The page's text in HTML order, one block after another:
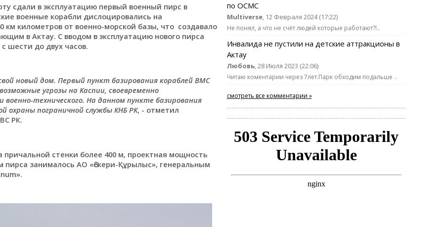
сдали в эксплуатацию первый военный пирс в
военные корабли дислоцировались на
км километров от военно-морской базы, что создавало
в Актау. С вводом в эксплуатацию нового пирса
шести до двух часов.
новый дом. Первый пункт базирования кораблей ВМС
угрозы на Каспии, своевременно
военно-технического. На данном пункте базирования
охраны пограничной службы КНБ РК, - отметил
РК.
стенки более 400 м, проектная мощность
пирса занималось АО «Әскери-Құрылыс», генеральным
по ОСМС
Multiverse, 12 Февраля 2024 (17:22)
Не понял, а что не счёт людей которые работают?!..
Инвалида не пустили на детские аттракционы в
Актау
Любовь, 28 Июля 2023 (22:06)
Читаю коментарии через 7лет.Парк обходим подальше ..
смотреть все комментарии »